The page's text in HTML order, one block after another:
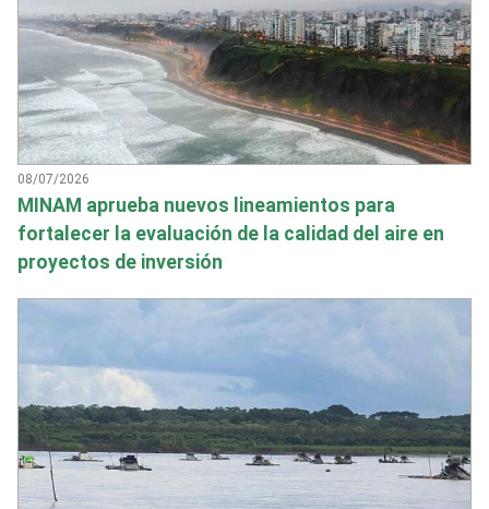
08/07/2026
MINAM aprueba nuevos lineamientos para
fortalecer la evaluación de la calidad del aire en
proyectos de inversión